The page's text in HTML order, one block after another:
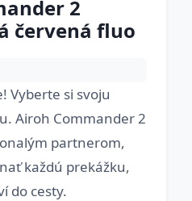
2
červená fluo
Vyberte si svoju
Airoh Commander 2
partnerom,
každú prekážku,
do cesty.